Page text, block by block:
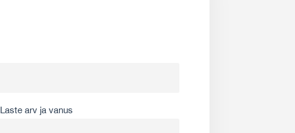
Laste arv ja vanus